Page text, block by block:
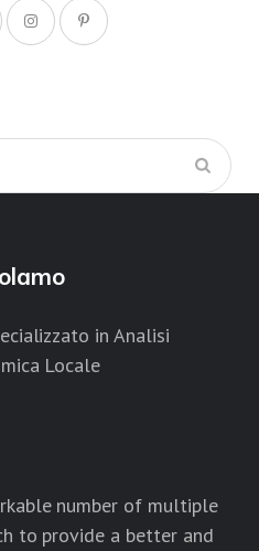
in Analisi
Locale
number of multiple
to provide a better and